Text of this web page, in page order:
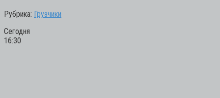
Рубрика: Грузчики
Сегодня
16:30